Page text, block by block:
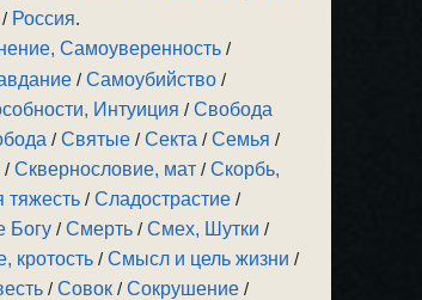
/ Россия.
Самоуверенность /
/Самоубийство /
Интуиция /Свобода
/Святые /Секта /Семья /
/Сквернословие, мат /Скорбь,
тяжесть /Сладострастие /
Богу /Смерть /Смех, Шутки /
кротость /Смысл и цель жизни /
/Совок /Сокрушение /